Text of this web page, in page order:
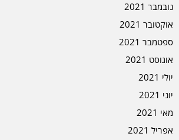
נובמבר 2021
אוקטובר 2021
ספטמבר 2021
אוגוסט 2021
יולי 2021
יוני 2021
מאי 2021
אפריל 2021